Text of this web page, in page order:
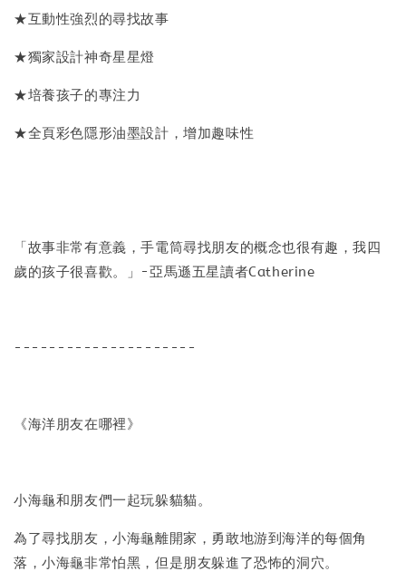
★互動性強烈的尋找故事
★獨家設計神奇星星燈
★培養孩子的專注力
★全頁彩色隱形油墨設計，增加趣味性
「故事非常有意義，手電筒尋找朋友的概念也很有趣，我四
歲的孩子很喜歡。」-亞馬遜五星讀者Catherine
---------------------
《海洋朋友在哪裡》
小海龜和朋友們一起玩躲貓貓。
為了尋找朋友，小海龜離開家，勇敢地游到海洋的每個角
落，小海龜非常怕黑，但是朋友躲進了恐怖的洞穴。